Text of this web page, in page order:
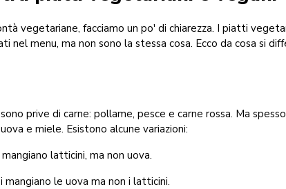
vegetariane, facciamo un po' di chiarezza. I piatti
nel menu, ma non sono la stessa cosa. Ecco da cosa si
prive di carne: pollame, pesce e carne rossa. Ma
e miele. Esistono alcune variazioni:
latticini, ma non uova.
le uova ma non i latticini.